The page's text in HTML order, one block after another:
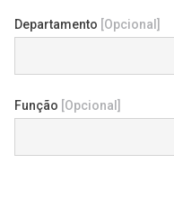
Departamento [Opcional]
Função [Opcional]